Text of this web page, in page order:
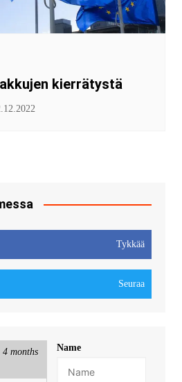
kierrätystä
Tykkää
Seuraa
4 months
Name